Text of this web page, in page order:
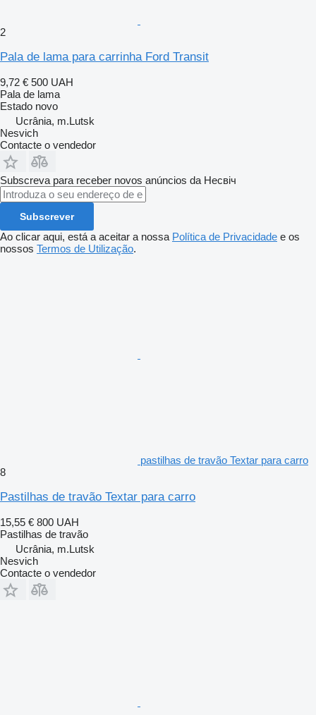
2
Pala de lama para carrinha Ford Transit
9,72 € 500 UAH
Pala de lama
Estado novo
Ucrânia, m.Lutsk
Nesvich
Contacte o vendedor
Subscreva para receber novos anúncios da Несвіч
Subscrever
Ao clicar aqui, está a aceitar a nossa Política de Privacidade e os
nossos Termos de Utilização.
pastilhas de travão Textar para carro
8
Pastilhas de travão Textar para carro
15,55 € 800 UAH
Pastilhas de travão
Ucrânia, m.Lutsk
Nesvich
Contacte o vendedor